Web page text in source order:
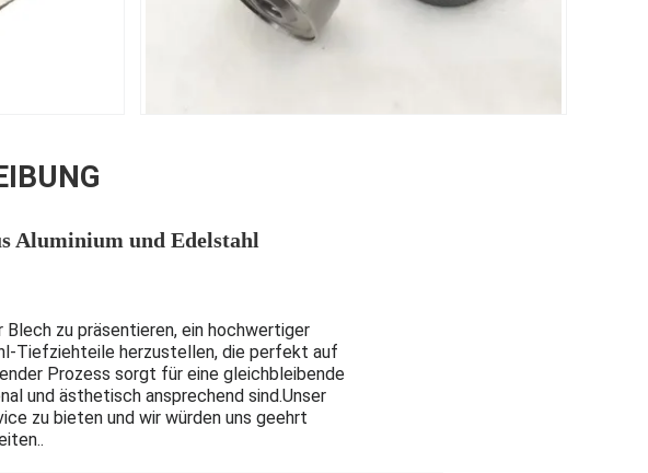
Aluminium und Edelstahl
Blech zu präsentieren, ein hochwertiger
Tiefziehteile herzustellen, die perfekt auf
Prozess sorgt für eine gleichbleibende
und ästhetisch ansprechend sind.Unser
zu bieten und wir würden uns geehrt